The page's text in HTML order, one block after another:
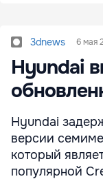
3dnews 6 мая
Hyundai
Hyundai
версии
который
популярной